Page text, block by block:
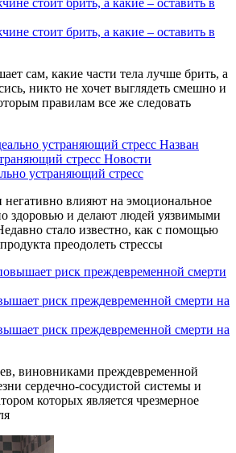
стоит брить, а какие – оставить в
стоит брить, а какие – оставить в
сам, какие части тела лучше брить, а
никто не хочет выглядеть смешно и
правилам все же следовать
Назван
стресс Новости
устраняющий стресс
негативно влияют на эмоциональное
здоровью и делают людей уязвимыми
стало известно, как с помощью
преодолеть стрессы
риск преждевременной смерти на
риск преждевременной смерти на
виновниками преждевременной
сердечно-сосудистой системы и
которых является чрезмерное